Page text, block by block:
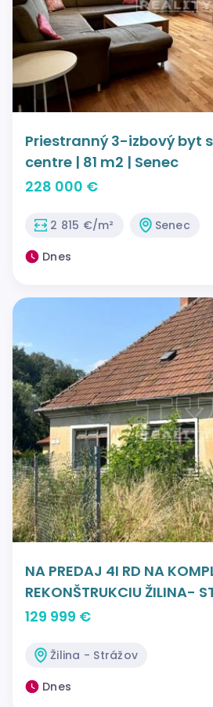
Priestranný 3-izbový byt
centre | 81 m2 | Senec
228 000 €
2 815 €/m²
Senec
Dnes
NA PREDAJ 4I RD NA
REKONŠTRUKCIU ŽILINA-
129 999 €
Žilina - Strážov
Dnes